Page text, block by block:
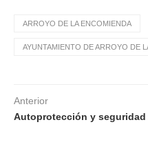
ARROYO DE LA ENCOMIENDA
AYUNTAMIENTO DE ARROYO DE
Anterior
Autoprotección y